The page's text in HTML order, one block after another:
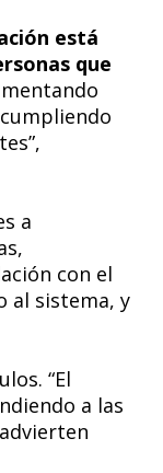
está
que
a
con el
al sistema, y
“El
a las